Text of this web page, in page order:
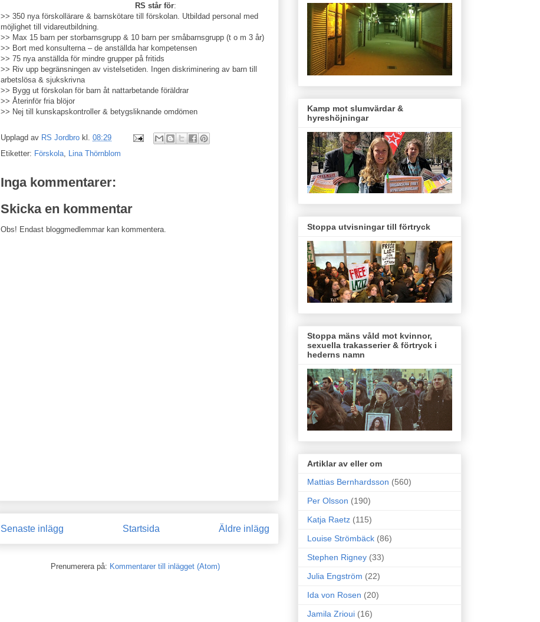
RS står för:
>> 350 nya förskollärare & barn­skötare till förskolan. Utbildad personal med
möjlighet till vidareutbildning.
>> Max 15 barn per storbarnsgrupp & 10 barn per småbarnsgrupp (t o m 3 år)
>> Bort med konsulterna – de anställda har kompetensen
>> 75 nya anställda för mindre grupper på fritids
>> Riv upp begränsningen av vistelsetiden. Ingen diskriminering av barn till
arbetslösa & sjukskrivna
>> Bygg ut förskolan för barn åt nattarbet­ande föräldrar
>> Återinför fria blöjor
>> Nej till kunskapskontroller & betygsliknande omdömen
Upplagd av RS Jordbro kl. 08:29
Etiketter: Förskola Lina Thörnblom
Inga kommentarer:
Skicka en kommentar
Obs! Endast bloggmedlemmar kan kommentera.
Senaste inlägg Äldre inlägg
Startsida
Prenumerera på: Kommentarer till inlägget (Atom)
Kamp mot slumvärdar &
hyreshöjningar
Stoppa utvisningar till förtryck
Stoppa mäns våld mot kvinnor,
sexuella trakasserier & förtryck i
hederns namn
Artiklar av eller om
Mattias Bernhardsson (560)
Per Olsson (190)
Katja Raetz (115)
Louise Strömbäck (86)
Stephen Rigney (33)
Julia Engström (22)
Ida von Rosen (20)
Jamila Zrioui (16)